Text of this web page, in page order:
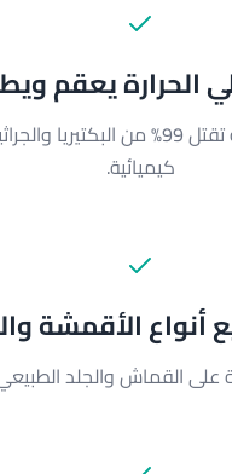
الحرارة يعقم
درجات الحرارة العالية تقتل 99% من
كيميائية.
أنواع الأقمشة
على القماش والجلد